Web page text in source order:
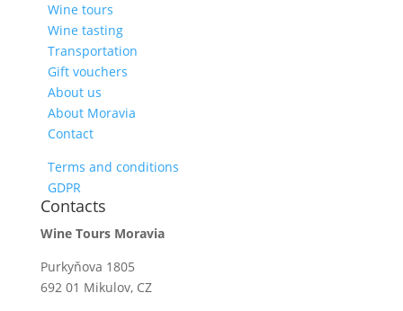
Wine tours
Wine tasting
Transportation
Gift vouchers
About us
About Moravia
Contact
Terms and conditions
GDPR
Contacts
Wine Tours Moravia
Purkyňova 1805
692 01 Mikulov, CZ